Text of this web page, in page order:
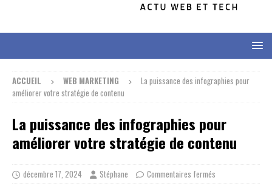
ACCUEIL WEB MARKETING
La puissance des infographies pour
améliorer votre stratégie de contenu
La puissance des infographies pour
améliorer votre stratégie de contenu
décembre 17, 2024 Stéphane Commentaires fermés